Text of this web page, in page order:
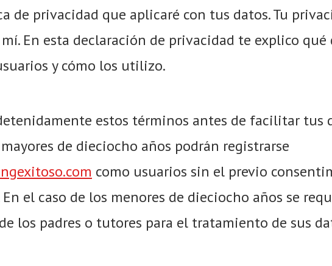
de privacidad que aplicaré con tus datos. Tu
En esta declaración de privacidad te explico qué
y cómo los utilizo.
estos términos antes de facilitar tus
de dieciocho años podrán registrarse
como usuarios sin el previo
el caso de los menores de dieciocho años se
los padres o tutores para el tratamiento de sus